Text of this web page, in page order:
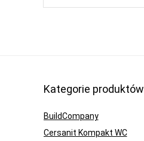
Kategorie produktów
BuildCompany
Cersanit Kompakt WC